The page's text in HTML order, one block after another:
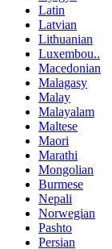
Latin
Latvian
Lithuanian
Luxembou..
Macedonian
Malagasy
Malay
Malayalam
Maltese
Maori
Marathi
Mongolian
Burmese
Nepali
Norwegian
Pashto
Persian